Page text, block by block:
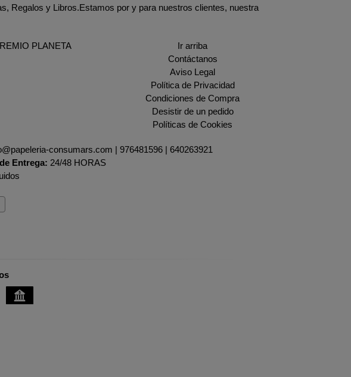
Regalos y Libros.Estamos por y para nuestros clientes, nuestra
PLANETA
Ir arriba
Contáctanos
Aviso Legal
Política de Privacidad
Condiciones de Compra
Desistir de un pedido
Políticas de Cookies
consumars.com |976481596 |640263921
Entrega: 24/48 HORAS